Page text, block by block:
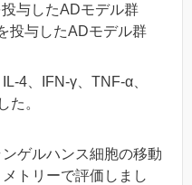
与したADモデル群
投与したADモデル群
4、IFN-γ、TNF-α、
た。
ゲルハンス細胞の移動
トリーで評価しまし